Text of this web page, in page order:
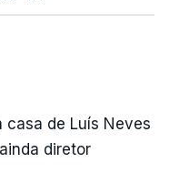
casa de Luís Neves
diretor